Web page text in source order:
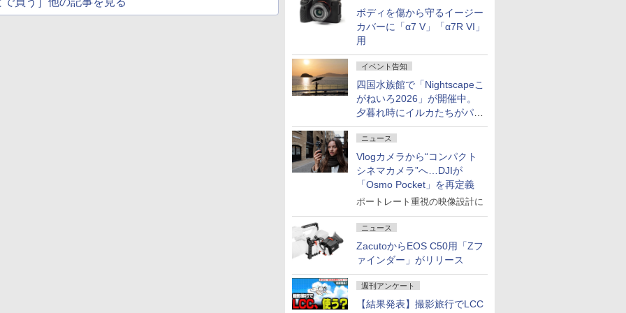
ボディを傷から守るイージー
カバーに「α7 V」「α7R VI」
用
イベント告知
四国水族館で「Nightscapeこ
がねいろ2026」が開催中。
夕暮れ時にイルカたちがパフ
ォーマンスを繰り広げる
ニュース
Vlogカメラから“コンパクト
シネマカメラ”へ…DJIが
「Osmo Pocket」を再定義
ポートレート重視の映像設計に
ニュース
ZacutoからEOS C50用「Zフ
ァインダー」がリリース
週刊アンケート
【結果発表】撮影旅行でLCC